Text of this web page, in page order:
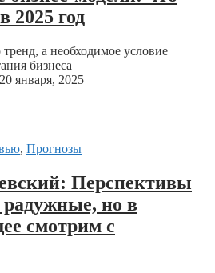
2025 год
а необходимое условие
бизнеса
20 января, 2025
, Прогнозы
Перспективы
радужные, но в
смотрим с